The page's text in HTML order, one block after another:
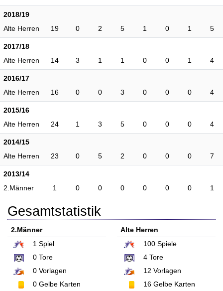
2018/19
Alte Herren
19 0 2 5 1 0 1 5
2017/18
Alte Herren
14 3 1 1 0 0 1 4
2016/17
Alte Herren
16 0 0 3 0 0 0 4
2015/16
Alte Herren
24 1 3 5 0 0 0 4
2014/15
Alte Herren
23 0 5 2 0 0 0 7
2013/14
2.Männer
1 0 0 0 0 0 0 1
Gesamtstatistik
2.Männer
1 Spiel
0 Tore
0 Vorlagen
0 Gelbe Karten
Alte Herren
100Spiele
4Tore
12 Vorlagen
16Gelbe Karten